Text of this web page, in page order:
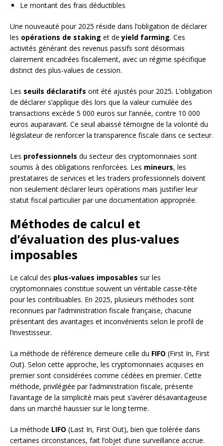
Le montant des frais déductibles
Une nouveauté pour 2025 réside dans l’obligation de déclarer
les opérations de staking et deyield farming. Ces
activités générant des revenus passifs sont désormais
clairement encadrées fiscalement, avec un régime spécifique
distinct des plus-values de cession.
Les seuils déclaratifs ont été ajustés pour 2025. L’obligation
de déclarer s’applique dès lors que la valeur cumulée des
transactions excède 5 000 euros sur l’année, contre 10 000
euros auparavant. Ce seuil abaissé témoigne de la volonté du
législateur de renforcer la transparence fiscale dans ce secteur.
Les professionnels du secteur des cryptomonnaies sont
soumis à des obligations renforcées. Les mineurs, les
prestataires de services et les traders professionnels doivent
non seulement déclarer leurs opérations mais justifier leur
statut fiscal particulier par une documentation appropriée.
Méthodes de calcul et
d’évaluation des plus-values
imposables
Le calcul des plus-values imposables sur les
cryptomonnaies constitue souvent un véritable casse-tête
pour les contribuables. En 2025, plusieurs méthodes sont
reconnues par l’administration fiscale française, chacune
présentant des avantages et inconvénients selon le profil de
l’investisseur.
La méthode de référence demeure celle du FIFO (First In, First
Out). Selon cette approche, les cryptomonnaies acquises en
premier sont considérées comme cédées en premier. Cette
méthode, privilégiée par l’administration fiscale, présente
l’avantage de la simplicité mais peut s’avérer désavantageuse
dans un marché haussier sur le long terme.
La méthode LIFO (Last In, First Out), bien que tolérée dans
certaines circonstances, fait l’objet d’une surveillance accrue.